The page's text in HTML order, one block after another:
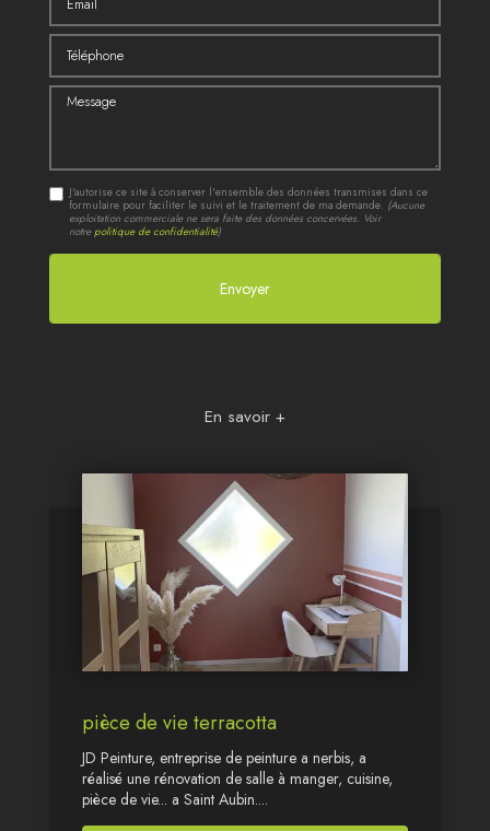
Téléphone
Message
J'autorise ce site à conserver l'ensemble des données transmises dans ce
formulaire pour faciliter le suivi et le traitement de ma demande. (Aucune
exploitation commerciale ne sera faite des données concervées. Voir
notrepolitique de confidentialité)
En savoir +
pièce de vie terracotta
JD Peinture, entreprise de peinture a nerbis, a
réalisé une rénovation de salle à manger, cuisine,
pièce de vie... a Saint Aubin....